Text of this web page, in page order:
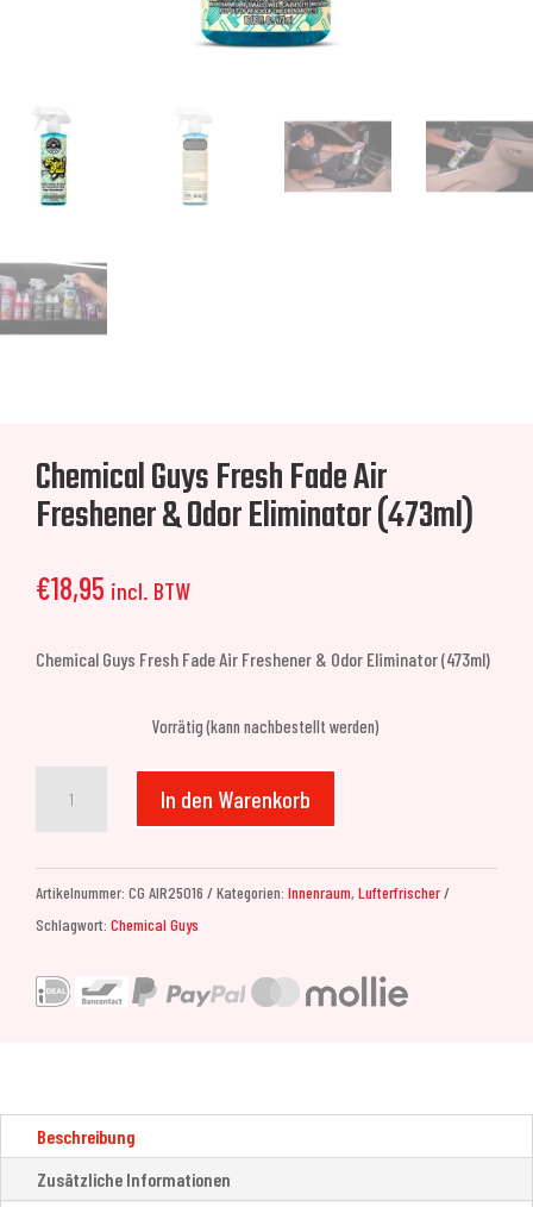
Chemical Guys Fresh Fade Air
Freshener & Odor Eliminator (473ml)
€18,95 incl. BTW
Chemical Guys Fresh Fade Air Freshener & Odor Eliminator (473ml)
Vorrätig (kann nachbestellt werden)
Freshener
&
Odor
In den Warenkorb
Artikelnummer: CG AIR25016 Kategorien: Innenraum, Lufterfrischer
Schlagwort: Chemical Guys
Beschreibung
Zusätzliche Informationen